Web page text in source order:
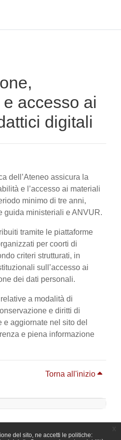
del sito, ne accetti le politiche:
accesso ai
digitali
dell’Ateneo assicura la
e l’accesso ai materiali
minimo di tre anni,
guida ministeriali e ANVUR.
tramite le piattaforme
per coorti di
criteri strutturati, in
sull’accesso ai
dei dati personali.
a modalità di
e diritti di
aggiornate nel sito del
e piena informazione
Torna all'inizio